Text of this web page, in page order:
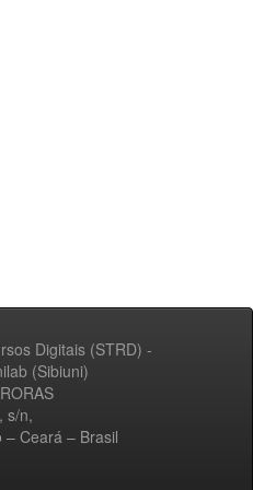
Digitais (STRD) -
(Sibiuni)
s/n,
– Ceará – Brasil